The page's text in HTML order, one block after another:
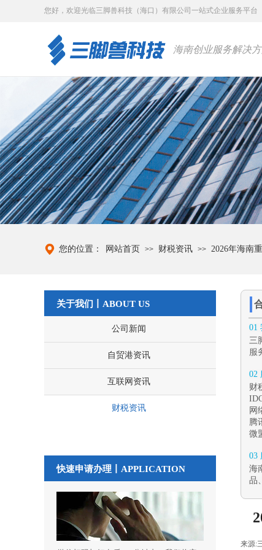
海南创业服务解决
您好， 欢迎光临三脚兽科技（海口）有限公司一站式企业服务平台
网站首页 >> 财税资讯 >> 2026年海南
您的位置：
01
三
服
02
财
网
腾
微
03
海
品
关于我们丨ABOUT US
公司新闻
自贸港资讯
互联网资讯
财税资讯
快速申请办理丨 APPLICATION
来源: